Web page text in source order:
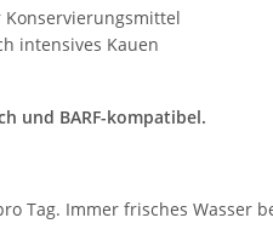
Konservierungsmittel
intensives Kauen
und BARF-kompatibel.
Tag. Immer frisches